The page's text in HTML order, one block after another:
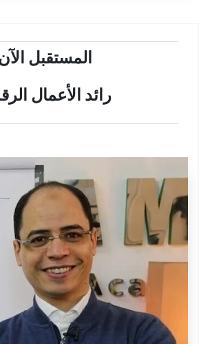
المستقبل
رائد الأعمال